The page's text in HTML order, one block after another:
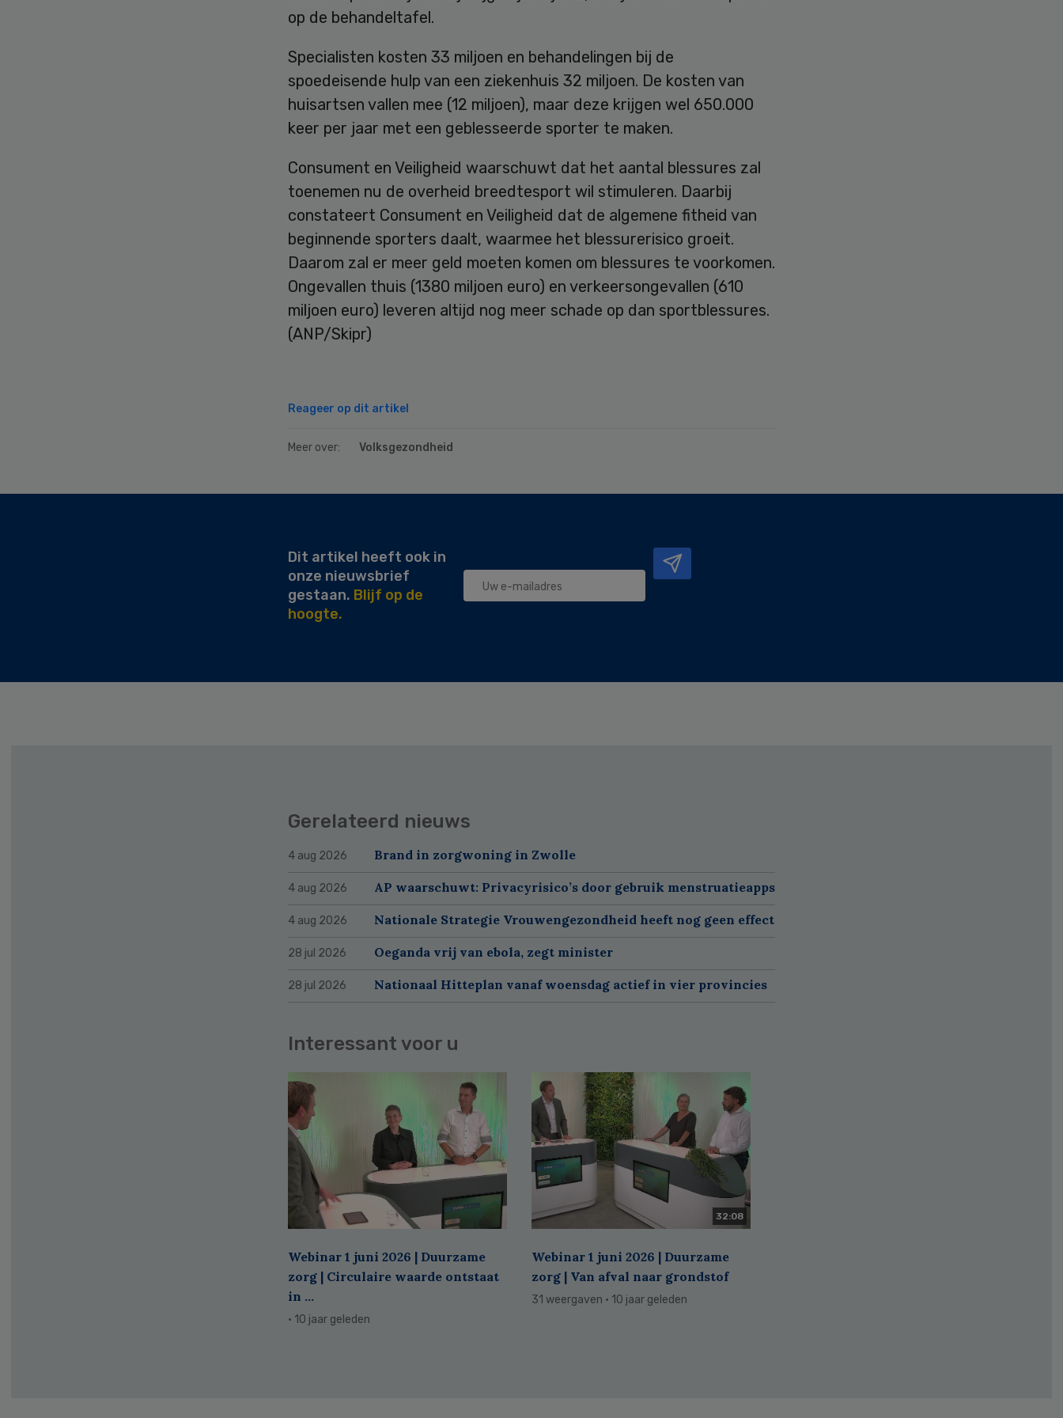
op de behandeltafel.
Specialisten kosten 33 miljoen en behandelingen bij de
spoedeisende hulp van een ziekenhuis 32 miljoen. De kosten van
huisartsen vallen mee (12 miljoen), maar deze krijgen wel 650.000
keer per jaar met een geblesseerde sporter te maken.
Consument en Veiligheid waarschuwt dat het aantal blessures zal
toenemen nu de overheid breedtesport wil stimuleren. Daarbij
constateert Consument en Veiligheid dat de algemene fitheid van
beginnende sporters daalt, waarmee het blessurerisico groeit.
Daarom zal er meer geld moeten komen om blessures te voorkomen.
Ongevallen thuis (1380 miljoen euro) en verkeersongevallen (610
miljoen euro) leveren altijd nog meer schade op dan sportblessures.
(ANP/Skipr)
Reageer op dit artikel
Meer over: Volksgezondheid
Dit artikel heeft ook in
onze nieuwsbrief
gestaan. Blijf op de
hoogte.
Gerelateerd nieuws
4 aug 2026 Brand in zorgwoning in Zwolle
4 aug 2026 AP waarschuwt: Privacyrisico’s door gebruik menstruatieapps
4 aug 2026 Nationale Strategie Vrouwengezondheid heeft nog geen effect
28 jul 2026 Oeganda vrij van ebola, zegt minister
28 jul 2026 Nationaal Hitteplan vanaf woensdag actief in vier provincies
Interessant voor u
Webinar 1 juni 2026 | Duurzame
zorg | Circulaire waarde ontstaat
in ...
· 10 jaar geleden
32:08
Webinar 1 juni 2026 | Duurzame
zorg | Van afval naar grondstof
31 weergaven · 10 jaar geleden